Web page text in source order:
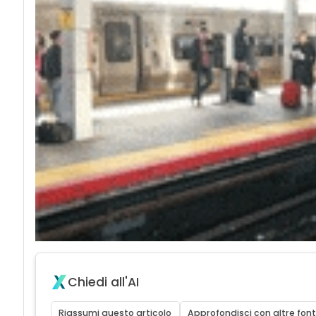
Chiedi all'AI
Riassumi questo articolo Approfondisci con altre